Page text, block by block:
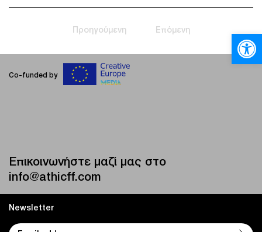
Προηγούμενη Επόμενη
Co-funded by
Επικοινωνήστε μαζί μας στο
info@athicff.com
Newsletter